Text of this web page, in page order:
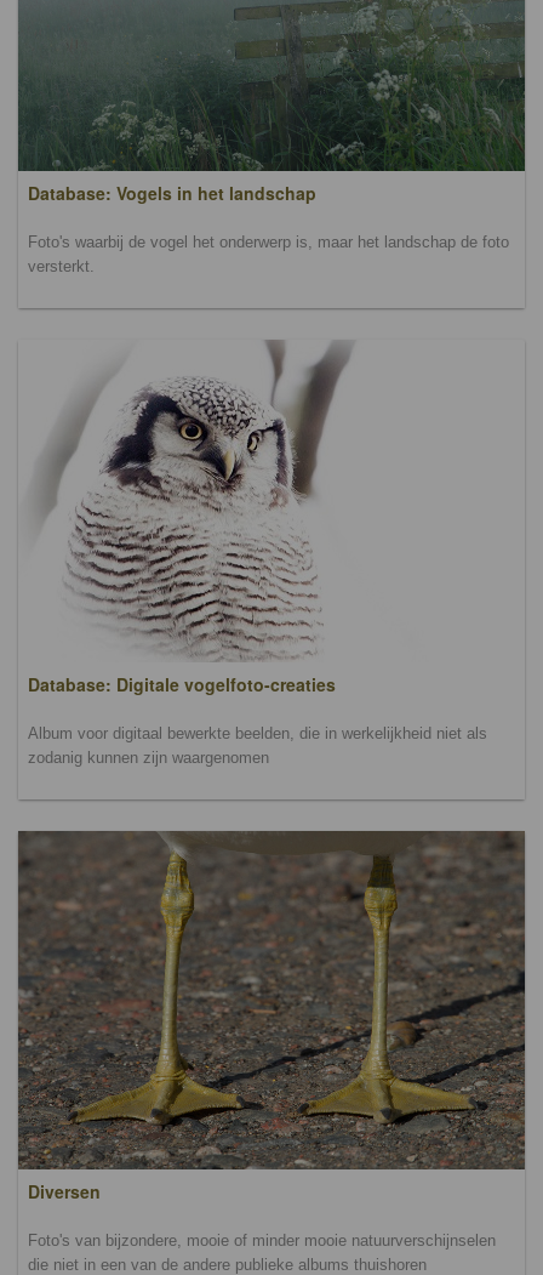
Database: Vogels in het landschap
Foto's waarbij de vogel het onderwerp is, maar het landschap de foto
versterkt.
Database: Digitale vogelfoto-creaties
Album voor digitaal bewerkte beelden, die in werkelijkheid niet als
zodanig kunnen zijn waargenomen
Diversen
Foto's van bijzondere, mooie of minder mooie natuurverschijnselen
die niet in een van de andere publieke albums thuishoren